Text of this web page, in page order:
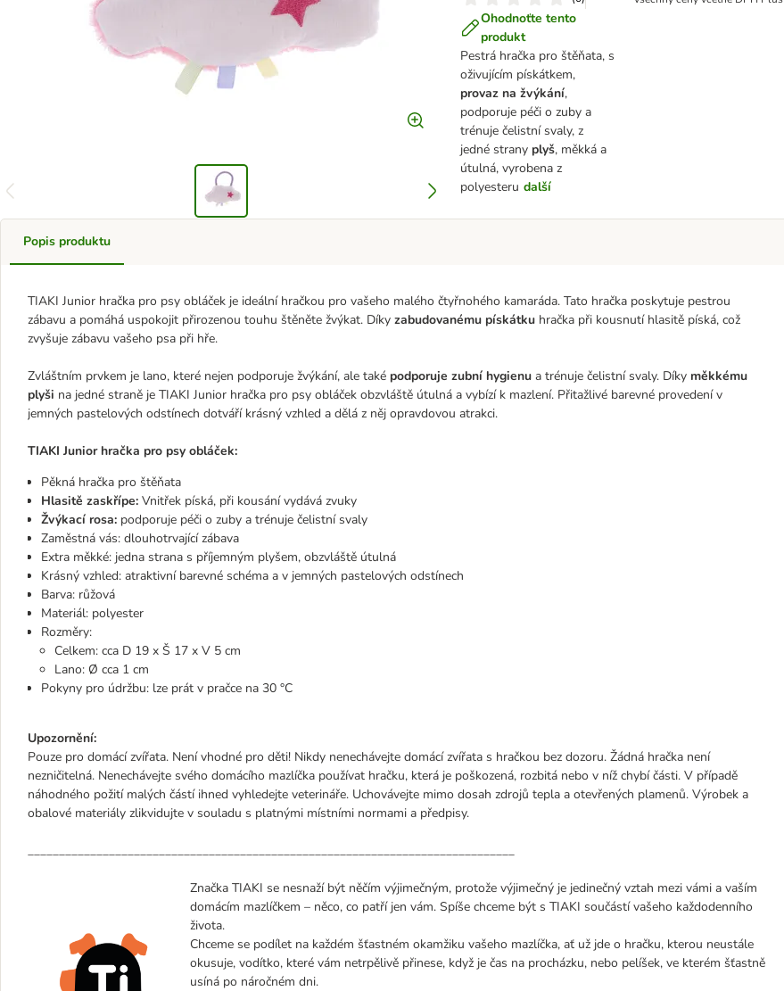
Ohodnoťte tento
produkt
Pestrá hračka pro štěňata, s
oživujícím pískátkem,
provaz na žvýkání,
podporuje péči o zuby a
trénuje čelistní svaly, z
jedné strany plyš, měkká a
útulná, vyrobena z
polyesteru další
Popis produktu
TIAKI Junior hračka pro psy obláček je ideální hračkou pro vašeho malého čtyřnohého kamaráda. Tato hračka poskytuje pestrou
zábavu a pomáhá uspokojit přirozenou touhu štěněte žvýkat. Díky zabudovanému pískátku hračka při kousnutí hlasitě píská, což
zvyšuje zábavu vašeho psa při hře.
Zvláštním prvkem je lano, které nejen podporuje žvýkání, ale také podporuje zubní hygienu a trénuje čelistní svaly. Díky měkkému
plyši na jedné straně je TIAKI Junior hračka pro psy obláček obzvláště útulná a vybízí k mazlení. Přitažlivé barevné provedení v
jemných pastelových odstínech dotváří krásný vzhled a dělá z něj opravdovou atrakci.
TIAKI Junior hračka pro psy obláček:
Pěkná hračka pro štěňata
Hlasitě zaskřípe: Vnitřek píská, při kousání vydává zvuky
Žvýkací rosa: podporuje péči o zuby a trénuje čelistní svaly
Zaměstná vás: dlouhotrvající zábava
Extra měkké: jedna strana s příjemným plyšem, obzvláště útulná
Krásný vzhled: atraktivní barevné schéma a v jemných pastelových odstínech
Barva: růžová
Materiál: polyester
Rozměry:
Celkem: cca D 19 x Š 17 x V 5 cm
Lano: Ø cca 1 cm
Pokyny pro údržbu: lze prát v pračce na 30 °C
Upozornění:
Pouze pro domácí zvířata. Není vhodné pro děti! Nikdy nenechávejte domácí zvířata s hračkou bez dozoru. Žádná hračka není
nezničitelná. Nenechávejte svého domácího mazlíčka používat hračku, která je poškozená, rozbitá nebo v níž chybí části. V případě
náhodného požití malých částí ihned vyhledejte veterináře. Uchovávejte mimo dosah zdrojů tepla a otevřených plamenů. Výrobek a
obalové materiály zlikvidujte v souladu s platnými místními normami a předpisy.
______________________________________________________________________________
Značka TIAKI se nesnaží být něčím výjimečným, protože výjimečný je jedinečný vztah mezi vámi a vaším
domácím mazlíčkem – něco, co patří jen vám. Spíše chceme být s TIAKI součástí vašeho každodenního
života.
Chceme se podílet na každém šťastném okamžiku vašeho mazlíčka, ať už jde o hračku, kterou neustále
okusuje, vodítko, které vám netrpělivě přinese, když je čas na procházku, nebo pelíšek, ve kterém šťastně
usíná po náročném dni.